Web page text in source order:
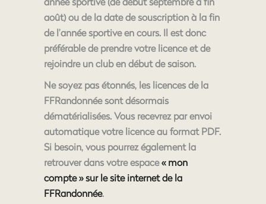
août) ou de la date de souscription à la fin
de l’année sportive en cours. Il est donc
préférable de prendre votre licence et de
rejoindre un club en début de saison.
Ne soyez pas étonnés, les licences de la
FFRandonnée sont désormais
dématérialisées. Vous recevrez par envoi
automatique votre licence au format PDF.
Si besoin, vous pourrez également la
retrouver dans votre espace« mon
compte » sur le site internet de la
FFRandonnée.